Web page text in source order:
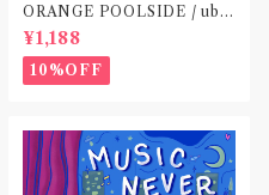
ORANGE POOLSIDE / ubu
(CD作品)〝神奈川・厚木〟
¥1,188
10%OFF